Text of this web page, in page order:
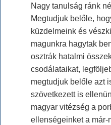
Nagy tanulság ránk
Megtudjuk belőle,
küzdelmeink és
magunkra hagytak
osztrák hatalmi
csodálataikat,
megtudjuk belőle azt
szövetkezett is
magyar vitézség a
ellenségeinket a